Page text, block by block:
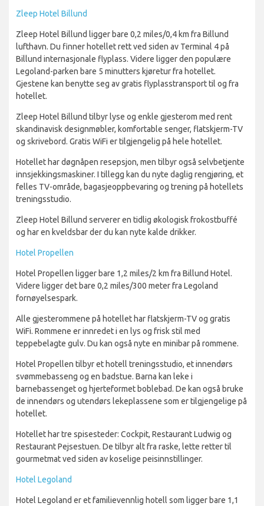
Zleep Hotel Billund
Zleep Hotel Billund ligger bare 0,2 miles/0,4 km fra Billund
lufthavn. Du finner hotellet rett ved siden av Terminal 4 på
Billund internasjonale flyplass. Videre ligger den populære
Legoland-parken bare 5 minutters kjøretur fra hotellet.
Gjestene kan benytte seg av gratis flyplasstransport til og fra
hotellet.
Zleep Hotel Billund tilbyr lyse og enkle gjesterom med rent
skandinavisk designmøbler, komfortable senger, flatskjerm-TV
og skrivebord. Gratis WiFi er tilgjengelig på hele hotellet.
Hotellet har døgnåpen resepsjon, men tilbyr også selvbetjente
innsjekkingsmaskiner. I tillegg kan du nyte daglig rengjøring, et
felles TV-område, bagasjeoppbevaring og trening på hotellets
treningsstudio.
Zleep Hotel Billund serverer en tidlig økologisk frokostbuffé
og har en kveldsbar der du kan nyte kalde drikker.
Hotel Propellen
Hotel Propellen ligger bare 1,2 miles/2 km fra Billund Hotel.
Videre ligger det bare 0,2 miles/300 meter fra Legoland
fornøyelsespark.
Alle gjesterommene på hotellet har flatskjerm-TV og gratis
WiFi. Rommene er innredet i en lys og frisk stil med
teppebelagte gulv. Du kan også nyte en minibar på rommene.
Hotel Propellen tilbyr et hotell treningsstudio, et innendørs
svømmebasseng og en badstue. Barna kan leke i
barnebassenget og hjerteformet boblebad. De kan også bruke
de innendørs og utendørs lekeplassene som er tilgjengelige på
hotellet.
Hotellet har tre spisesteder: Cockpit, Restaurant Ludwig og
Restaurant Pejsestuen. De tilbyr alt fra raske, lette retter til
gourmetmat ved siden av koselige peisinnstillinger.
Hotel Legoland
Hotel Legoland er et familievennlig hotell som ligger bare 1,1